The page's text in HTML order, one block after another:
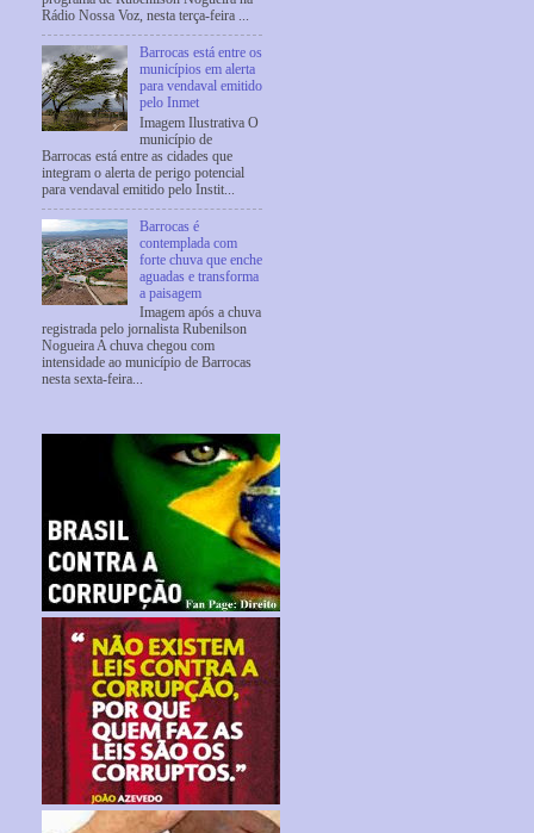
Rádio Nossa Voz, nesta terça-feira ...
Barrocas está entre os
municípios em alerta
para vendaval emitido
pelo Inmet
Imagem Ilustrativa O
município de
Barrocas está entre as cidades que
integram o alerta de perigo potencial
para vendaval emitido pelo Instit...
Barrocas é
contemplada com
forte chuva que enche
aguadas e transforma
a paisagem
Imagem após a chuva
registrada pelo jornalista Rubenilson
Nogueira A chuva chegou com
intensidade ao município de Barrocas
nesta sexta-feira...